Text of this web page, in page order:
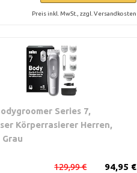
Preis inkl. MwSt., zzgl. Versandkosten
Series 7,
Körperrasierer Herren,
Grau
94,95 €
129,99 €